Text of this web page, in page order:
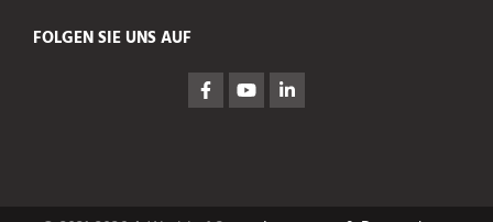
FOLGEN SIE UNS AUF